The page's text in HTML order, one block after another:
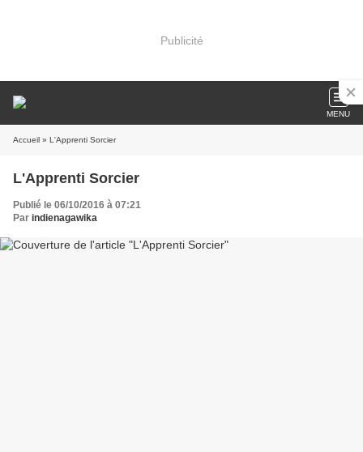
Publicité
MENU
Accueil » L'Apprenti Sorcier
L'Apprenti Sorcier
Publié le 06/10/2016 à 07:21
Par indienagawika